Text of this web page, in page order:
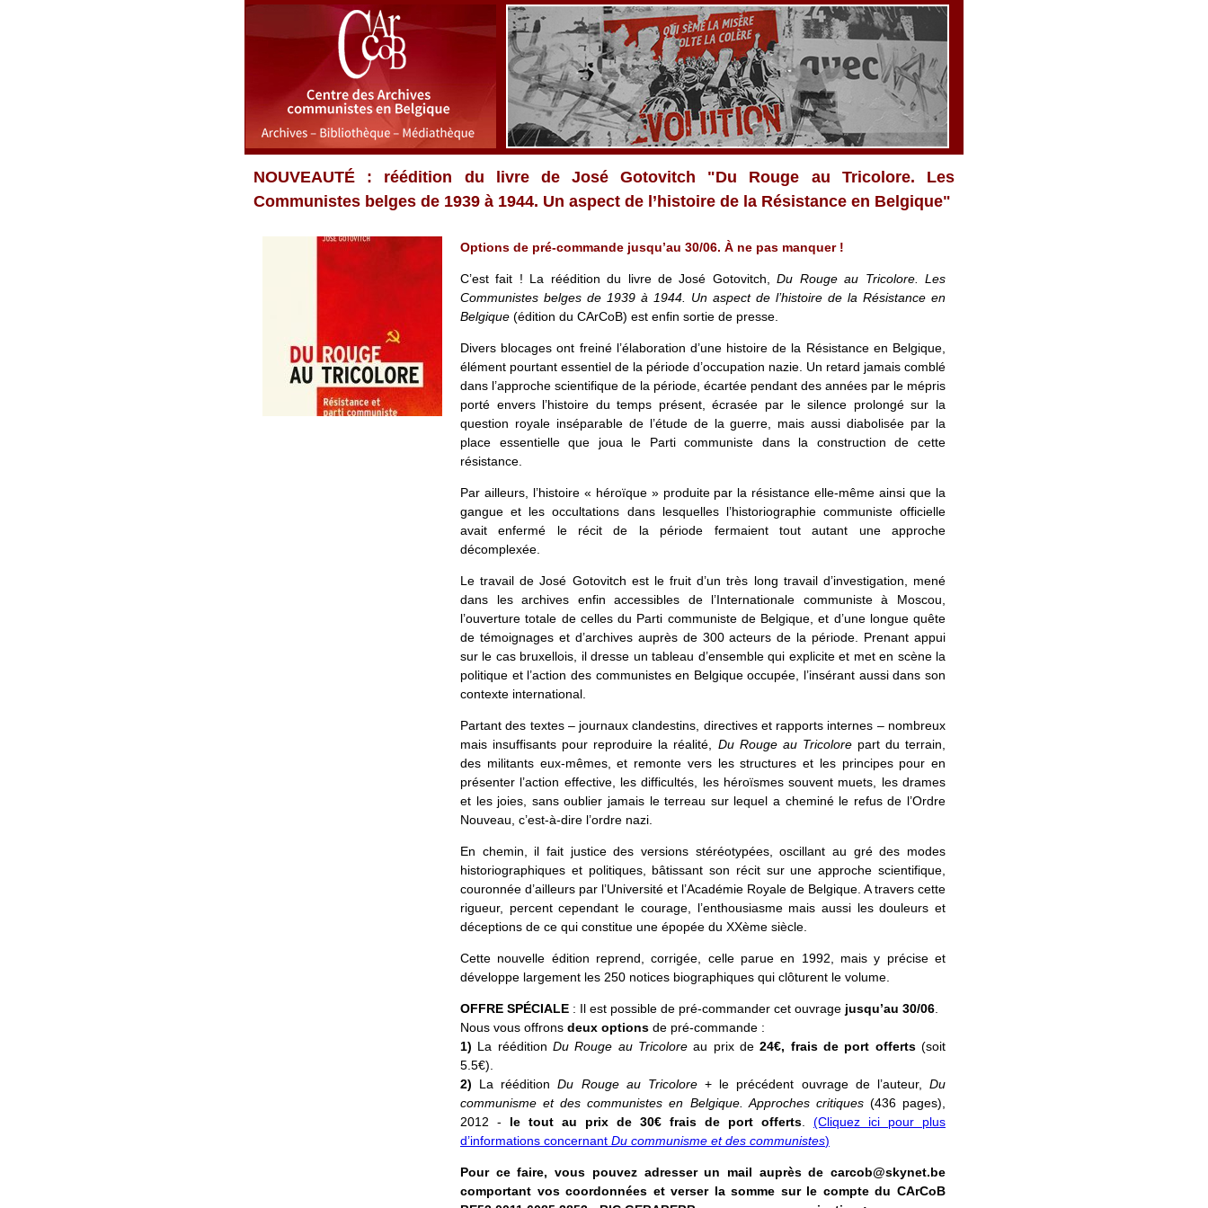
NOUVEAUTÉ : réédition du livre de José Gotovitch "Du Rouge au Tricolore. Les
Communistes belges de 1939 à 1944. Un aspect de l’histoire de la Résistance en Belgique"
Options de pré-commande jusqu’au 30/06. À ne pas manquer !
C’est fait ! La réédition du livre de José Gotovitch,Du Rouge au Tricolore. Les
Communistes belges de 1939 à 1944. Un aspect de l’histoire de la Résistance en
Belgique (édition du CArCoB) est enfin sortie de presse.
Divers blocages ont freiné l’élaboration d’une histoire de la Résistance en Belgique,
élément pourtant essentiel de la période d’occupation nazie. Un retard jamais comblé
dans l’approche scientifique de la période, écartée pendant des années par le mépris
porté envers l’histoire du temps présent, écrasée par le silence prolongé sur la
question royale inséparable de l’étude de la guerre, mais aussi diabolisée par la
place essentielle que joua le Parti communiste dans la construction de cette
résistance.
Par ailleurs, l’histoire « héroïque » produite par la résistance elle-même ainsi que la
gangue et les occultations dans lesquelles l’historiographie communiste officielle
avait enfermé le récit de la période fermaient tout autant une approche
décomplexée.
Le travail de José Gotovitch est le fruit d’un très long travail d’investigation, mené
dans les archives enfin accessibles de l’Internationale communiste à Moscou,
l’ouverture totale de celles du Parti communiste de Belgique, et d’une longue quête
de témoignages et d’archives auprès de 300 acteurs de la période. Prenant appui
sur le cas bruxellois, il dresse un tableau d’ensemble qui explicite et met en scène la
politique et l’action des communistes en Belgique occupée, l’insérant aussi dans son
contexte international.
Partant des textes – journaux clandestins, directives et rapports internes – nombreux
mais insuffisants pour reproduire la réalité, Du Rouge au Tricolorepart du terrain,
des militants eux-mêmes, et remonte vers les structures et les principes pour en
présenter l’action effective, les difficultés, les héroïsmes souvent muets, les drames
et les joies, sans oublier jamais le terreau sur lequel a cheminé le refus de l’Ordre
Nouveau, c’est-à-dire l’ordre nazi.
En chemin, il fait justice des versions stéréotypées, oscillant au gré des modes
historiographiques et politiques, bâtissant son récit sur une approche scientifique,
couronnée d’ailleurs par l’Université et l’Académie Royale de Belgique. A travers cette
rigueur, percent cependant le courage, l’enthousiasme mais aussi les douleurs et
déceptions de ce qui constitue une épopée du XXème siècle.
Cette nouvelle édition reprend, corrigée, celle parue en 1992, mais y précise et
développe largement les 250 notices biographiques qui clôturent le volume.
OFFRE SPÉCIALE : Il est possible de pré-commander cet ouvrage jusqu’au 30/06
Nous vous offrons deux options de pré-commande :
1) La réédition Du Rouge au Tricolore au prix de24€, frais de port offerts(soit
5.5€).
2) La rééditionDu Rouge au Tricolore+ le précédent ouvrage de l’auteur,Du
communisme et des communistes en Belgique. Approches critiques(436 pages),
2012 - le tout au prix de 30€ frais de port offerts
(Cliquez ici pour plus
d’informations concernant Du communisme et des communistes)
Pour ce faire, vous pouvez adresser un mail auprès de carcob@skynet.be
comportant vos coordonnées et verser la somme sur le compte du CArCoB